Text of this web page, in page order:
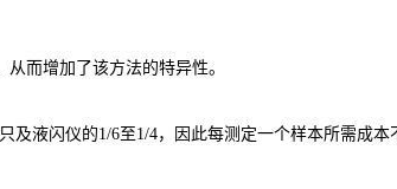
而增加了该方法的特异性。
及液闪仪的1/6至1/4，因此每测定一个样本所需成本